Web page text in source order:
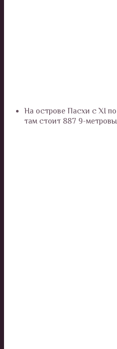
На острове Пасхи с XI
там стоит 887 9-